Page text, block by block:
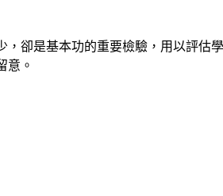
卻是基本功的重要檢驗，用以評
意。